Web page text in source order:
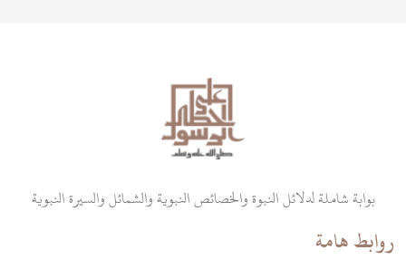
بوابة شاملة لدلائل النبوة والخصائص النبوية والشمائل والسيرة النبوية
روابط هامة